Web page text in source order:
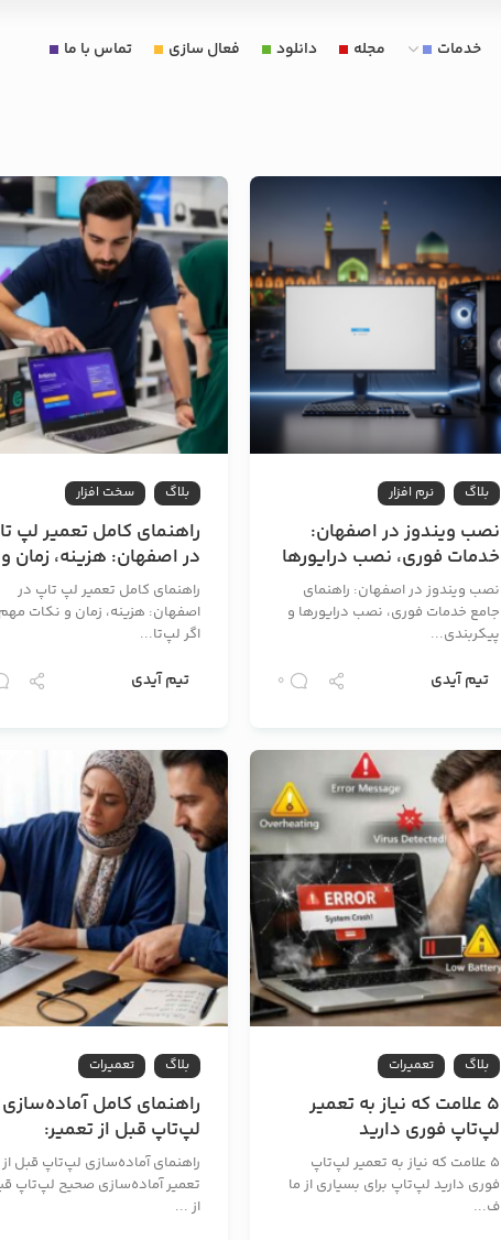
خدمات مجله دانلود فعال سازی تماس با ما
بلاگ نرم افزار
نصب ویندوز در اصفهان:
خدمات فوری، نصب درایورها
و پیکربندی پس از نصب
نصب ویندوز در اصفهان: راهنمای
جامع خدمات فوری، نصب درایورها و
پیکربندی...
تیم آیدی 0
بلاگ سخت افزار
راهنمای کامل تعمیر لپ
در اصفهان: هزینه، زمان و
نکات مهم
راهنمای کامل تعمیر لپ تاپ در
اصفهان: هزینه، زمان و نکات
اگر لپ‌تا...
تیم آیدی
بلاگ تعمیرات
5 علامت که نیاز به تعمیر
لپ‌تاپ فوری دارید
5 علامت که نیاز به تعمیر لپ‌تاپ
فوری دارید لپ‌تاپ برای بسیاری از ما
ف...
بلاگ تعمیرات
راهنمای کامل آماده‌سازی
لپ‌تاپ قبل از تعمیر:
قدم‌به‌قدم برای حفظ
اطلاعات و کاهش
راهنمای آماده‌سازی لپ‌تاپ قبل از
تعمیر آماده‌سازی صحیح لپ‌تاپ
از ...